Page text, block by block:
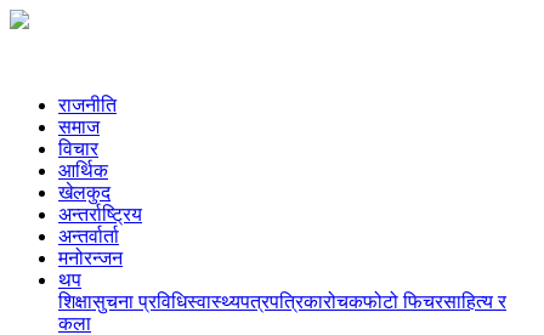
राजनीति
समाज
विचार
आर्थिक
खेलकुद
अन्तर्राष्ट्रिय
अन्तर्वार्ता
मनोरन्जन
थप
शिक्षासुचना प्रविधिस्वास्थ्यपत्रपत्रिकारोचकफोटो फिचरसाहित्य र
कला